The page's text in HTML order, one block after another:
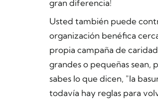
gran diferencia!
Usted también puede
organización benéfica
propia campaña de
grandes o pequeñas sean,
sabes lo que dicen, "la
todavía hay reglas para